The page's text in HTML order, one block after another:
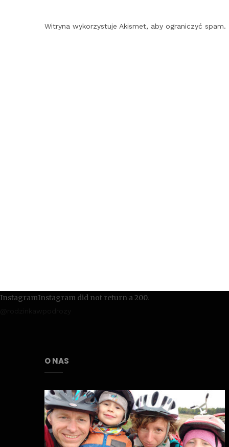
Witryna wykorzystuje Akismet, aby ograniczyć spam.
InstagramInstagram did not return a 200.
O NAS